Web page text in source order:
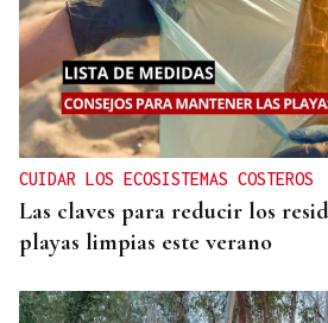
CUIDAR LOS ECOSISTEMAS COSTEROS
Las claves para reducir los
playas limpias este verano